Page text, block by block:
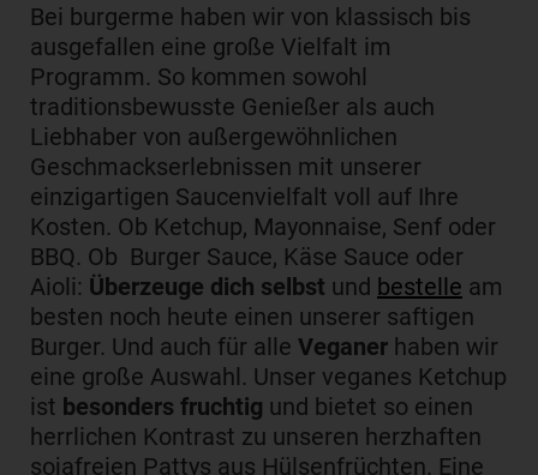
Bei burgerme haben wir von klassisch bis
ausgefallen eine große Vielfalt im
Programm. So kommen sowohl
traditionsbewusste Genießer als auch
Liebhaber von außergewöhnlichen
Geschmackserlebnissen mit unserer
einzigartigen Saucenvielfalt voll auf Ihre
Kosten. Ob Ketchup, Mayonnaise, Senf oder
BBQ. Ob Burger Sauce, Käse Sauce oder
Aioli: Überzeuge dich selbst und bestelle am
besten noch heute einen unserer saftigen
Burger. Und auch für alle Veganer haben wir
eine große Auswahl. Unser veganes Ketchup
ist besonders fruchtig und bietet so einen
herrlichen Kontrast zu unseren herzhaften
sojafreien Pattys aus Hülsenfrüchten. Eine